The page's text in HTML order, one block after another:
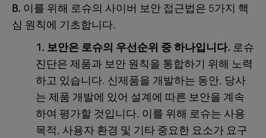
B. 이를 위해 로슈의 사이버 보안 접근법은 5가지 핵
심 원칙에 기초합니다.
1. 보안은 로슈의 우선순위 중 하나입니다. 로슈
진단은 제품과 보안 원칙을 통합하기 위해 노력
하고 있습니다. 신제품을 개발하는 동안, 당사
는 제품 개발에 있어 설계에 따른 보안을 계속
하여 평가할 것입니다. 이를 위해 로슈는 사용
목적, 사용자 환경 및 기타 중요한 요소가 요구